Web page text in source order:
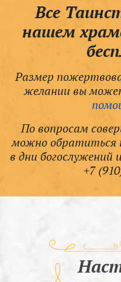
Все
нашем
Размер
желании вы
По вопросам
можно обратиться
в дни богослужений
+7